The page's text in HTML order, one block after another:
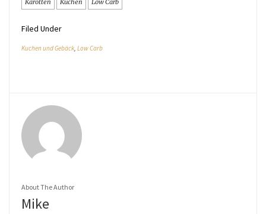
Karotten Kuchen Low Carb
Filed Under
Kuchen und Gebäck, Low Carb
About The Author
Mike